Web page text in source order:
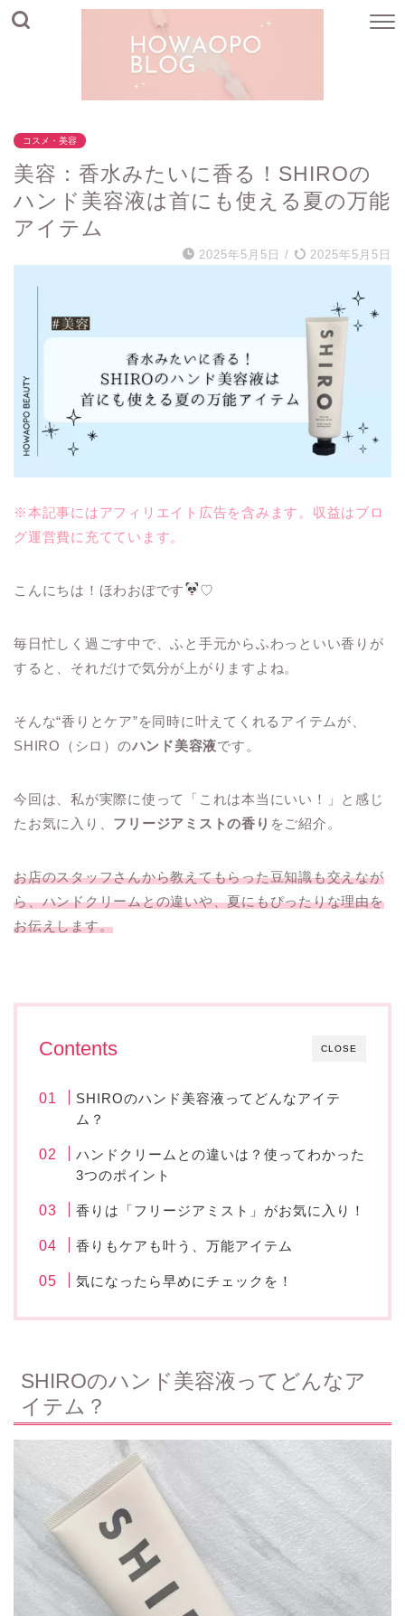
コスメ・美容
美容：香水みたいに香る！SHIROの
ハンド美容液は首にも使える夏の万能
アイテム
2025年5月5日 / 2025年5月5日
※本記事にはアフィリエイト広告を含みます。収益はブロ
グ運営費に充てています。
こんにちは！ほわおぽです ♡
毎日忙しく過ごす中で、ふと手元からふわっといい香りが
すると、それだけで気分が上がりますよね。
そんな“香りとケア”を同時に叶えてくれるアイテムが、
SHIRO（シロ）のハンド美容液です。
今回は、私が実際に使って「これは本当にいい！」と感じ
たお気に入り、 フリージアミストの香り をご紹介。
お店のスタッフさんから教えてもらった豆知識も交えなが
ら、ハンドクリームとの違いや、夏にもぴったりな理由を
お伝えします。
CLOSE
Contents
SHIROのハンド美容液ってどんなアイテ
ム？
ハンドクリームとの違いは？使ってわかった
3つのポイント
香りは「フリージアミスト」がお気に入り！
香りもケアも叶う、万能アイテム
気になったら早めにチェックを！
SHIROのハンド美容液ってどんなア
イテム？